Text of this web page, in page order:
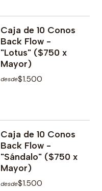
Caja de 10 Conos
Back Flow -
"Lotus" ($750 x
Mayor)
desde$1.500
Caja de 10 Conos
Back Flow -
"Sándalo" ($750 x
Mayor)
desde$1.500